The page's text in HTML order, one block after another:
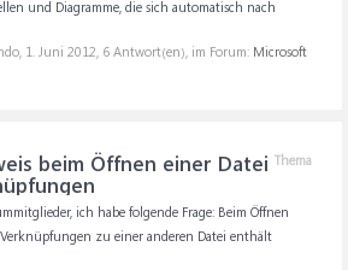
und Diagramme, die sich automatisch nach
1. Juni 2012, 6 Antwort(en), im Forum: Microsoft
Thema
beim Öffnen einer Datei
ich habe folgende Frage: Beim Öffnen
zu einer anderen Datei enthält